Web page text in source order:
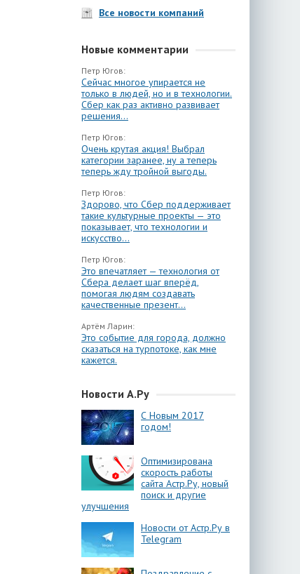
Все новости компаний
Новые комментарии
Петр Югов:
Сейчас многое упирается не
только в людей, но и в технологии.
Сбер как раз активно развивает
решения...
Петр Югов:
Очень крутая акция! Выбрал
категории заранее, ну а теперь
теперь жду тройной выгоды.
Петр Югов:
Здорово, что Сбер поддерживает
такие культурные проекты — это
показывает, что технологии и
искусство...
Петр Югов:
Это впечатляет — технология от
Сбера делает шаг вперёд,
помогая людям создавать
качественные презент...
Артём Ларин:
Это событие для города, должно
сказаться на турпотоке, как мне
кажется.
Новости А.Ру
С Новым 2017
годом!
Оптимизирована
скорость работы
сайта Астр.Ру, новый
поиск и другие
улучшения
Новости от Астр.Ру в
Telegram